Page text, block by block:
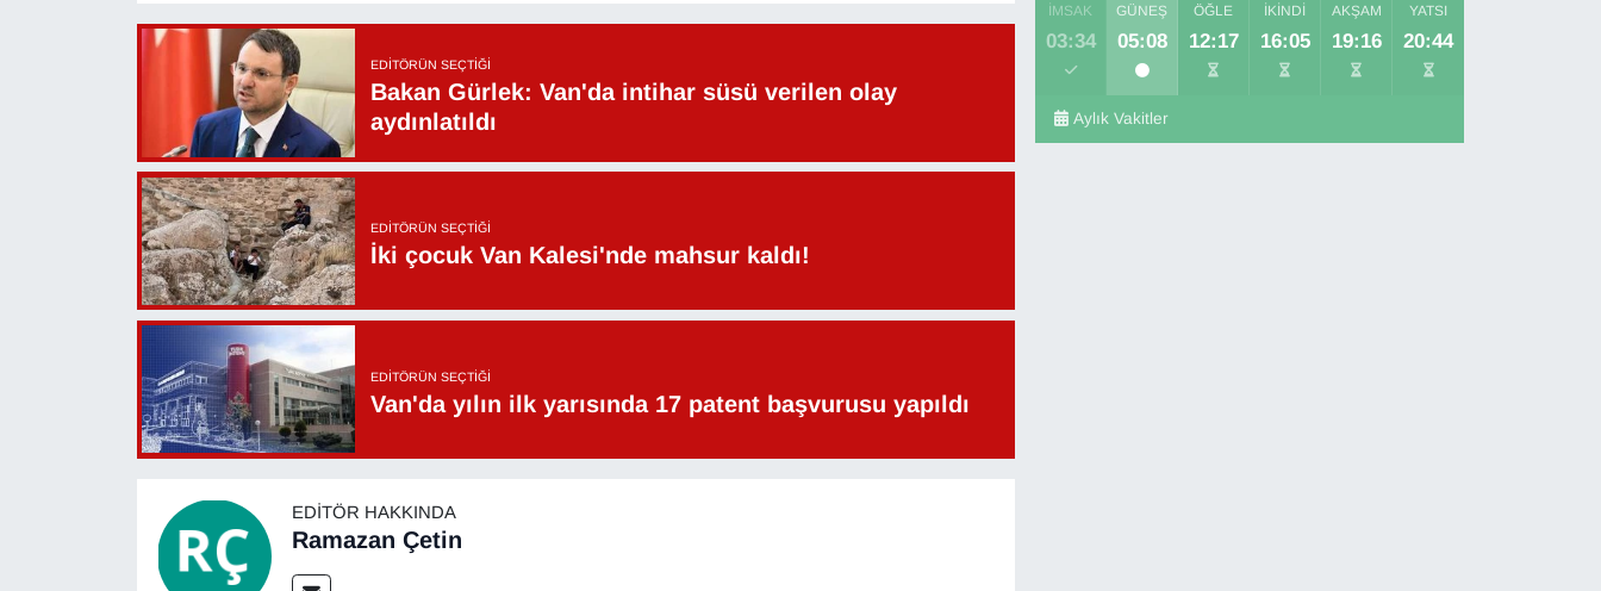
EDITÖRÜN SEÇTIĞI
Bakan Gürlek: Van'da intihar süsü verilen olay
aydınlatıldı
EDITÖRÜN SEÇTIĞI
İki çocuk Van Kalesi'nde mahsur kaldı!
EDITÖRÜN SEÇTIĞI
Van'da yılın ilk yarısında 17 patent başvurusu yapıldı
EDITÖR HAKKINDA
Ramazan Çetin
İMSAK
03:34
GÜNEŞ
05:08
ÖĞLE
12:17
İKINDI
16:05
AKŞAM
19:16
YATSI
20:44
Aylık Vakitler